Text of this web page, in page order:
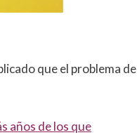
que el problema de
años de los que